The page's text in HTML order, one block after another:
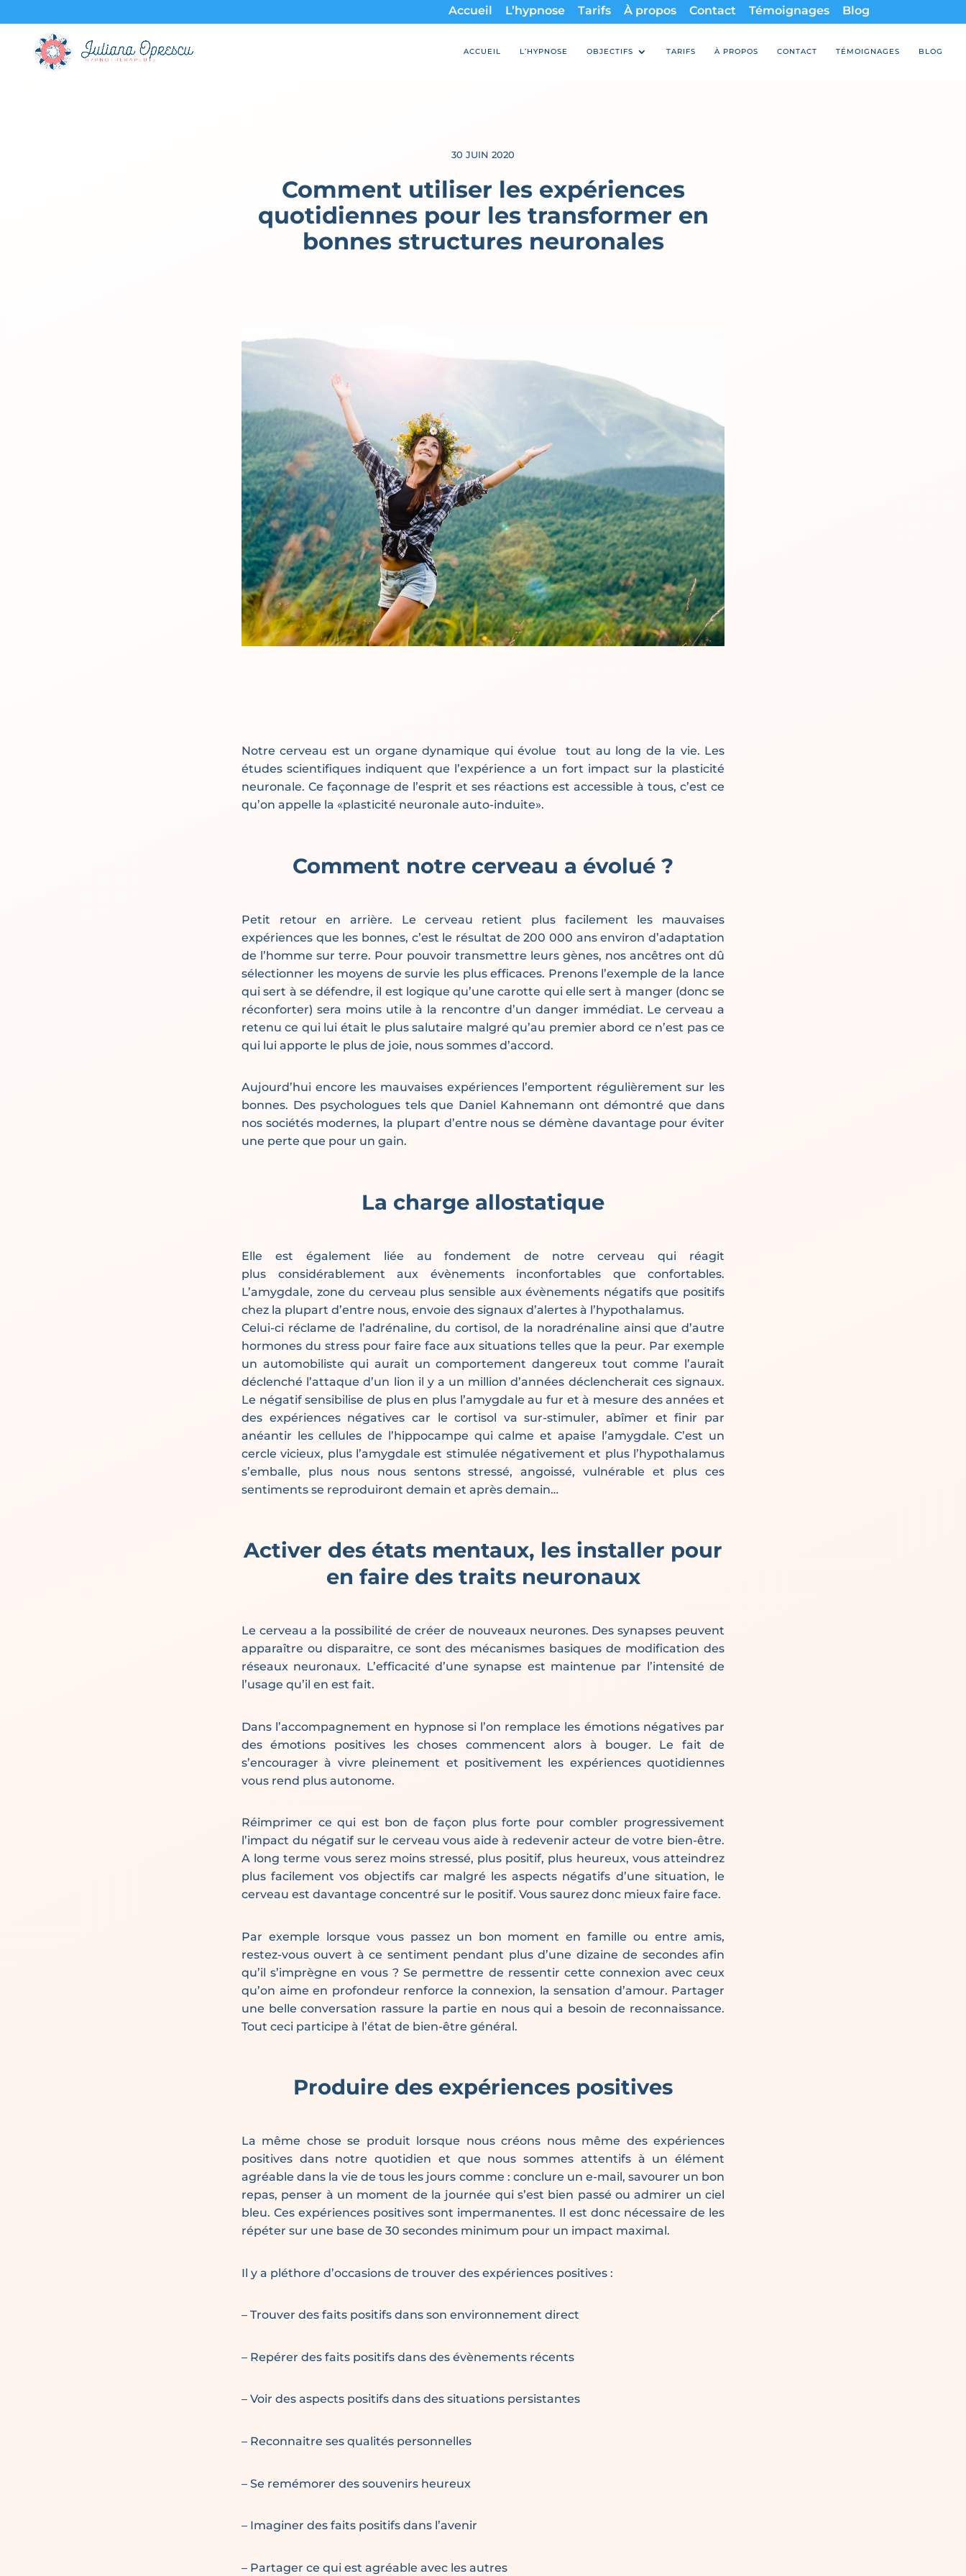
Accueil L’hypnose Tarifs À propos Contact Témoignages Blog
ACCUEIL L’HYPNOSE OBJECTIFS TARIFS À PROPOS CONTACT TÉMOIGNAGES BLOG
30 JUIN 2020
Comment utiliser les expériences
quotidiennes pour les transformer en
bonnes structures neuronales
Notre cerveau est un organe dynamique qui évolue tout au long de la vie. Les
études scientifiques indiquent que l’expérience a un fort impact sur la plasticité
neuronale. Ce façonnage de l’esprit et ses réactions est accessible à tous, c’est ce
qu’on appelle la «plasticité neuronale auto-induite».
Comment notre cerveau a évolué ?
Petit retour en arrière. Le cerveau retient plus facilement les mauvaises
expériences que les bonnes, c’est le résultat de 200 000 ans environ d’adaptation
de l’homme sur terre. Pour pouvoir transmettre leurs gènes, nos ancêtres ont dû
sélectionner les moyens de survie les plus efficaces. Prenons l’exemple de la lance
qui sert à se défendre, il est logique qu’une carotte qui elle sert à manger (donc se
réconforter) sera moins utile à la rencontre d’un danger immédiat. Le cerveau a
retenu ce qui lui était le plus salutaire malgré qu’au premier abord ce n’est pas ce
qui lui apporte le plus de joie, nous sommes d’accord.
Aujourd’hui encore les mauvaises expériences l’emportent régulièrement sur les
bonnes. Des psychologues tels que Daniel Kahnemann ont démontré que dans
nos sociétés modernes, la plupart d’entre nous se démène davantage pour éviter
une perte que pour un gain.
La charge allostatique
Elle est également liée au fondement de notre cerveau qui réagit
plus considérablement aux évènements inconfortables que confortables.
L’amygdale, zone du cerveau plus sensible aux évènements négatifs que positifs
chez la plupart d’entre nous, envoie des signaux d’alertes à l’hypothalamus.
Celui-ci réclame de l’adrénaline, du cortisol, de la noradrénaline ainsi que d’autre
hormones du stress pour faire face aux situations telles que la peur. Par exemple
un automobiliste qui aurait un comportement dangereux tout comme l’aurait
déclenché l’attaque d’un lion il y a un million d’années déclencherait ces signaux.
Le négatif sensibilise de plus en plus l’amygdale au fur et à mesure des années et
des expériences négatives car le cortisol va sur-stimuler, abîmer et finir par
anéantir les cellules de l’hippocampe qui calme et apaise l’amygdale. C’est un
cercle vicieux, plus l’amygdale est stimulée négativement et plus l’hypothalamus
s’emballe, plus nous nous sentons stressé, angoissé, vulnérable et plus ces
sentiments se reproduiront demain et après demain…
Activer des états mentaux, les installer pour
en faire des traits neuronaux
Le cerveau a la possibilité de créer de nouveaux neurones. Des synapses peuvent
apparaître ou disparaitre, ce sont des mécanismes basiques de modification des
réseaux neuronaux. L’efficacité d’une synapse est maintenue par l’intensité de
l’usage qu’il en est fait.
Dans l’accompagnement en hypnose si l’on remplace les émotions négatives par
des émotions positives les choses commencent alors à bouger. Le fait de
s’encourager à vivre pleinement et positivement les expériences quotidiennes
vous rend plus autonome.
Réimprimer ce qui est bon de façon plus forte pour combler progressivement
l’impact du négatif sur le cerveau vous aide à redevenir acteur de votre bien-être.
A long terme vous serez moins stressé, plus positif, plus heureux, vous atteindrez
plus facilement vos objectifs car malgré les aspects négatifs d’une situation, le
cerveau est davantage concentré sur le positif. Vous saurez donc mieux faire face.
Par exemple lorsque vous passez un bon moment en famille ou entre amis,
restez-vous ouvert à ce sentiment pendant plus d’une dizaine de secondes afin
qu’il s’imprègne en vous ? Se permettre de ressentir cette connexion avec ceux
qu’on aime en profondeur renforce la connexion, la sensation d’amour. Partager
une belle conversation rassure la partie en nous qui a besoin de reconnaissance.
Tout ceci participe à l’état de bien-être général.
Produire des expériences positives
La même chose se produit lorsque nous créons nous même des expériences
positives dans notre quotidien et que nous sommes attentifs à un élément
agréable dans la vie de tous les jours comme : conclure un e-mail, savourer un bon
repas, penser à un moment de la journée qui s’est bien passé ou admirer un ciel
bleu. Ces expériences positives sont impermanentes. Il est donc nécessaire de les
répéter sur une base de 30 secondes minimum pour un impact maximal.
Il y a pléthore d’occasions de trouver des expériences positives :
– Trouver des faits positifs dans son environnement direct
– Repérer des faits positifs dans des évènements récents
– Voir des aspects positifs dans des situations persistantes
– Reconnaitre ses qualités personnelles
– Se remémorer des souvenirs heureux
– Imaginer des faits positifs dans l’avenir
– Partager ce qui est agréable avec les autres